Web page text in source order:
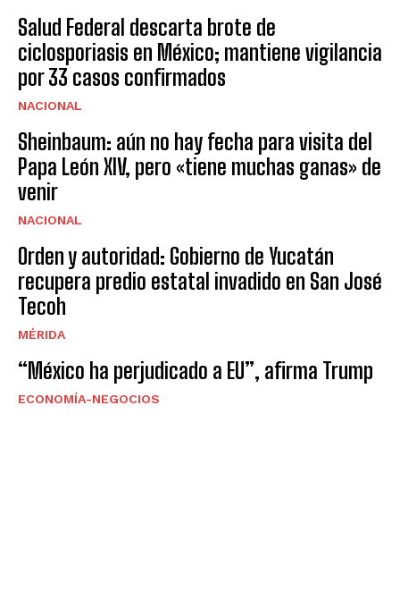
Salud Federal descarta brote de
ciclosporiasis en México; mantiene vigilancia
por 33 casos confirmados
NACIONAL
Sheinbaum: aún no hay fecha para visita del
Papa León XIV, pero «tiene muchas ganas» de
venir
NACIONAL
Orden y autoridad: Gobierno de Yucatán
recupera predio estatal invadido en San José
Tecoh
MÉRIDA
“México ha perjudicado a EU”, afirma Trump
ECONOMÍA-NEGOCIOS